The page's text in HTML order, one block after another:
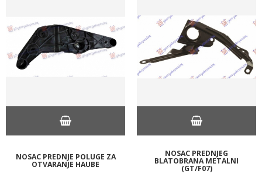
NOSAC PREDNJE POLUGE ZA
OTVARANJE HAUBE
NOSAC PREDNJEG
BLATOBRANA METALNI
(GT/F07)